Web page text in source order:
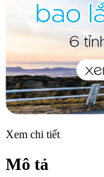
Xem chi tiết
Mô tả